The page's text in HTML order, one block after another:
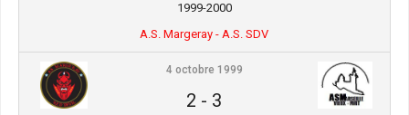
1999-2000
A.S. Margeray - A.S. SDV
4 octobre 1999
2 - 3